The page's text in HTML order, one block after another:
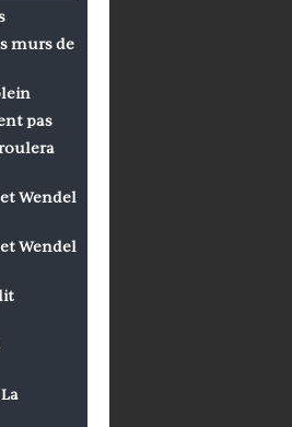
murs de
pas
Wendel
Wendel